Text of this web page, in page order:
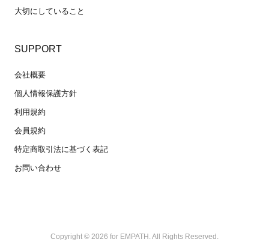
大切にしていること
SUPPORT
会社概要
個人情報保護方針
利用規約
会員規約
特定商取引法に基づく表記
お問い合わせ
Copyright © 2026 for EMPATH. All Rights Reserved.